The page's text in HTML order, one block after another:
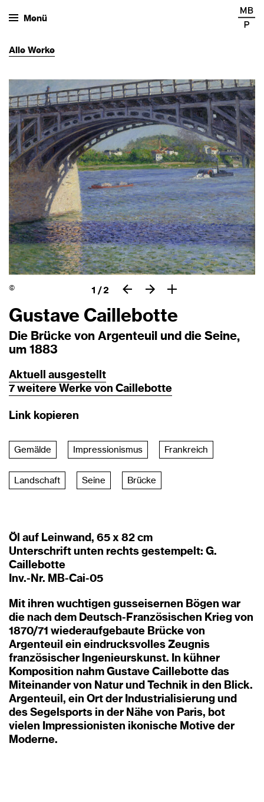
Menü
Alle Werke
© 1 / 2
Gustave Caillebotte
Die Brücke von Argenteuil und die Seine,
um 1883
Aktuell ausgestellt
7 weitere Werke von Caillebotte
Link kopieren
Gemälde Impressionismus Frankreich
Landschaft Seine Brücke
Öl auf Leinwand, 65 x 82 cm
Unterschrift unten rechts gestempelt: G.
Caillebotte
Inv.-Nr. MB-Cai-05
Mit ihren wuchtigen gusseisernen Bögen war
die nach dem Deutsch-Französischen Krieg von
1870/71 wiederaufgebaute Brücke von
Argenteuil ein eindrucksvolles Zeugnis
französischer Ingenieurskunst. In kühner
Komposition nahm Gustave Caillebotte das
Miteinander von Natur und Technik in den Blick.
Argenteuil, ein Ort der Industrialisierung und
des Segelsports in der Nähe von Paris, bot
vielen Impressionisten ikonische Motive der
Moderne.